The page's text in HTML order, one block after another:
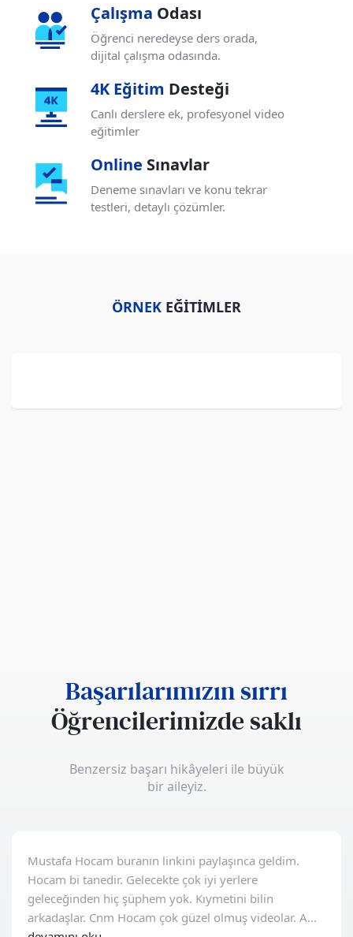
Çalışma Odası
Öğrenci neredeyse ders orada,
dijital çalışma odasında.
4K Eğitim Desteği
Canlı derslere ek, profesyonel video
eğitimler
Online Sınavlar
Deneme sınavları ve konu tekrar
testleri, detaylı çözümler.
ÖRNEK EĞİTİMLER
Başarılarımızın sırrı
Öğrencilerimizde saklı
Benzersiz başarı hikâyeleri ile büyük
bir aileyiz.
Mustafa Hocam buranın linkini paylaşınca geldim.
Hocam bi tanedir. Gelecekte çok iyi yerlere
geleceğinden hiç şüphem yok. Kıymetini bilin
arkadaşlar. Cnm Hocam çok güzel olmuş videolar. A...